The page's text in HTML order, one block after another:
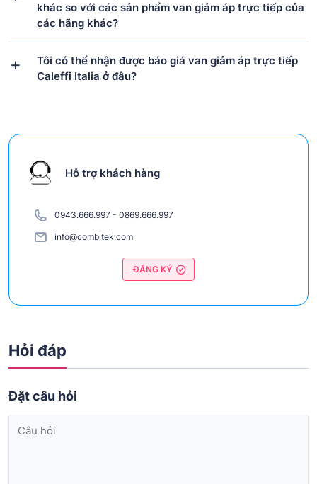
khác so với các sản phẩm van giảm áp trực tiếp của
các hãng khác?
Tôi có thể nhận được báo giá van giảm áp trực tiếp
Caleffi Italia ở đâu?
Hỗ trợ khách hàng
0943.666.997 - 0869.666.997
info@combitek.com
ĐĂNG KÝ
Hỏi đáp
Đặt câu hỏi